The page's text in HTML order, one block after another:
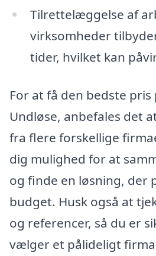
Tilrettelæggelse af
virksomheder
tider, hvilket kan
For at få den bedste
Undløse, anbefales det
fra flere forskellige
dig mulighed for at
og finde en løsning, der
budget. Husk også at
og referencer, så du er
vælger et pålideligt